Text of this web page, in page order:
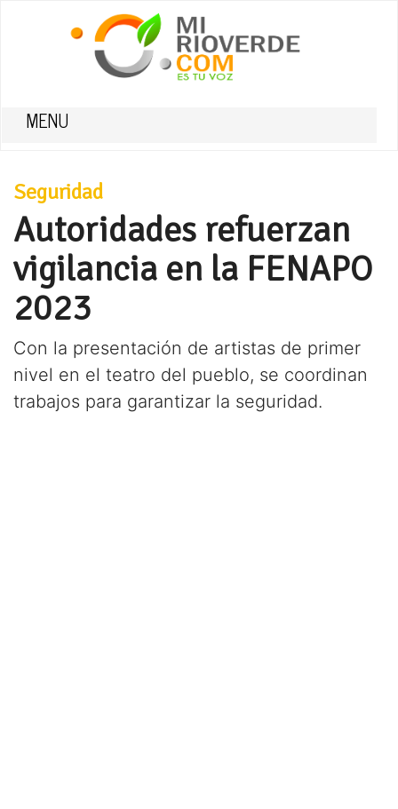
MENU
Seguridad
Autoridades refuerzan
vigilancia en la FENAPO
2023
Con la presentación de artistas de primer
nivel en el teatro del pueblo, se coordinan
trabajos para garantizar la seguridad.